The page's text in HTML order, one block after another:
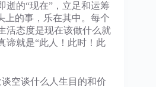
逝的“现在”，立足和运筹
上的事，乐在其中。每个
活态度是现在该做什么就
谛就是“此人！此时！此
什么人生目的和价